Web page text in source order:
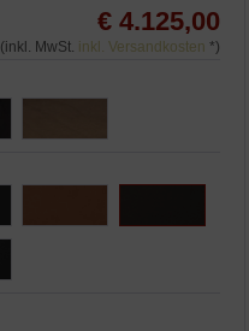
€ 4.125,00
(inkl. MwSt. inkl. Versandkosten *)